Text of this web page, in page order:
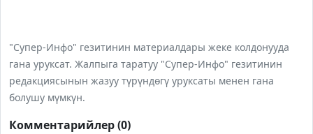
"Супер-Инфо" гезитинин материалдары жеке колдонууда
гана уруксат. Жалпыга таратуу "Супер-Инфо" гезитинин
редакциясынын жазуу түрүндөгү уруксаты менен гана
болушу мүмкүн.
Комментарийлер (0)